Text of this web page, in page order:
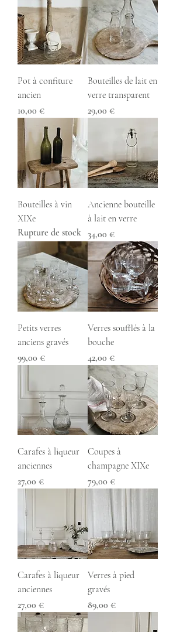
Pot à confiture
ancien
Prix
10,00 €
Bouteilles de lait en
verre transparent
Prix
29,00 €
Bouteilles à vin
XIXe
Rupture de stock
Ancienne bouteille
à lait en verre
Prix
34,00 €
Petits verres
anciens gravés
Prix
99,00 €
Verres soufflés à la
bouche
Prix
42,00 €
Carafes à liqueur
anciennes
Prix
27,00 €
Coupes à
champagne XIXe
Prix
79,00 €
Carafes à liqueur
anciennes
Prix
27,00 €
Verres à pied
gravés
Prix
89,00 €